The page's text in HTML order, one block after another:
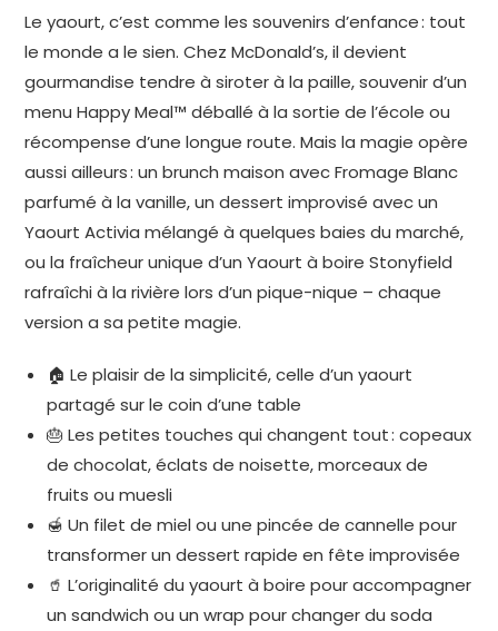
Le yaourt, c’est comme les souvenirs d’enfance : tout
le monde a le sien. Chez McDonald’s, il devient
gourmandise tendre à siroter à la paille, souvenir d’un
menu Happy Meal™ déballé à la sortie de l’école ou
récompense d’une longue route. Mais la magie opère
aussi ailleurs : un brunch maison avec Fromage Blanc
parfumé à la vanille, un dessert improvisé avec un
Yaourt Activia mélangé à quelques baies du marché,
ou la fraîcheur unique d’un Yaourt à boire Stonyfield
rafraîchi à la rivière lors d’un pique-nique – chaque
version a sa petite magie.
🏠 Le plaisir de la simplicité, celle d’un yaourt
partagé sur le coin d’une table
🎂 Les petites touches qui changent tout : copeaux
de chocolat, éclats de noisette, morceaux de
fruits ou muesli
🍯 Un filet de miel ou une pincée de cannelle pour
transformer un dessert rapide en fête improvisée
🥤 L’originalité du yaourt à boire pour accompagner
un sandwich ou un wrap pour changer du soda